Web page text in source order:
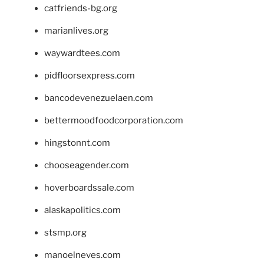
catfriends-bg.org
marianlives.org
waywardtees.com
pidfloorsexpress.com
bancodevenezuelaen.com
bettermoodfoodcorporation.com
hingstonnt.com
chooseagender.com
hoverboardssale.com
alaskapolitics.com
stsmp.org
manoelneves.com